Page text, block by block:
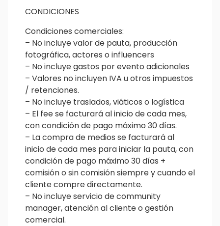
CONDICIONES
Condiciones comerciales:
– No incluye valor de pauta, producción
fotográfica, actores o influencers
– No incluye gastos por evento adicionales
– Valores no incluyen IVA u otros impuestos
/ retenciones.
– No incluye traslados, viáticos o logística
– El fee se facturará al inicio de cada mes,
con condición de pago máximo 30 días.
– La compra de medios se facturará al
inicio de cada mes para iniciar la pauta, con
condición de pago máximo 30 días +
comisión o sin comisión siempre y cuando el
cliente compre directamente.
– No incluye servicio de community
manager, atención al cliente o gestión
comercial.